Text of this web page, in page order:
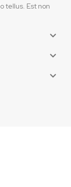
tellus. Est non